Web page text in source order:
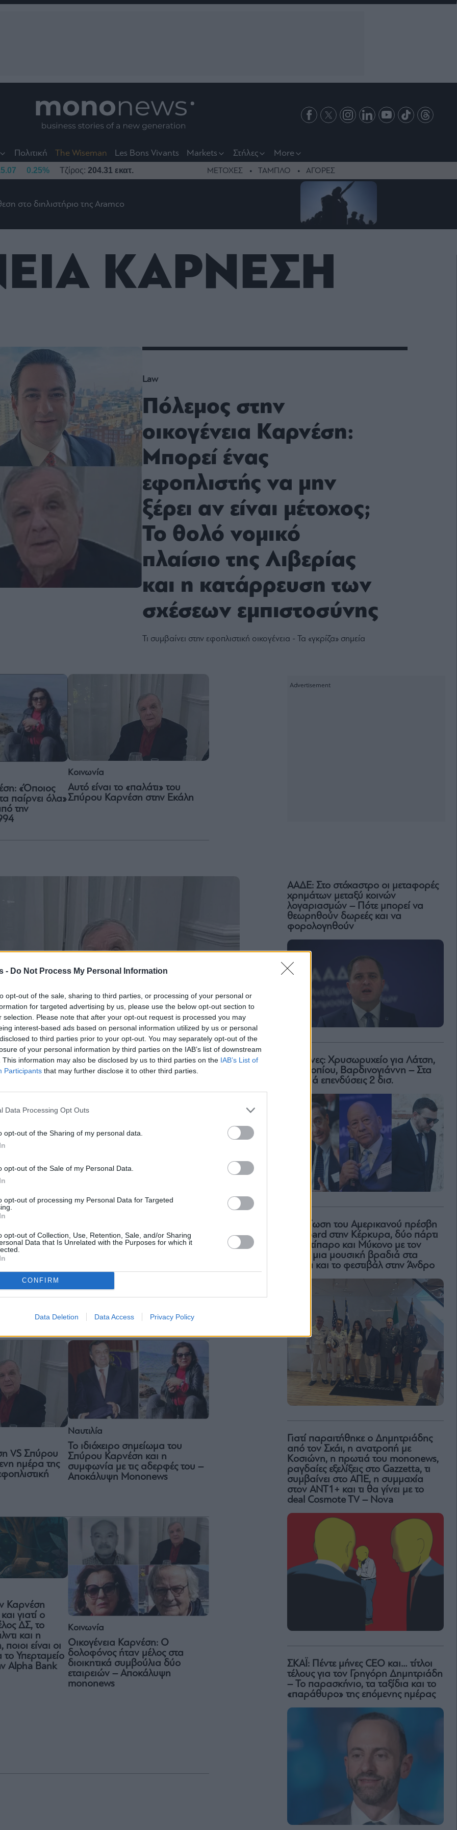
- Do Not Process My Personal Information
opt-out of the sale, sharing to third parties, or processing of your personal or
for targeted advertising by us, please use the below opt-out section to
selection. Please note that after your opt-out request is processed you may
interest-based ads based on personal information utilized by us or personal
to third parties prior to your opt-out. You may separately opt-out of the
of your personal information by third parties on the IAB’s list of downstream
This information may also be disclosed by us to third parties on the IAB’s List of
Participants that may further disclose it to other third parties.
Data Processing Opt Outs
opt-out of the Sharing of my personal data.
opt-out of the Sale of my Personal Data.
opt-out of processing my Personal Data for Targeted
opt-out of Collection, Use, Retention, Sale, and/or Sharing
Data that Is Unrelated with the Purposes for which it
CONFIRM
Data Deletion Data Access Privacy Policy
Πολιτική The Wiseman Les Bons Vivants Markets Στήλες More
is
0.25% Τζίρος: 204.31 εκατ. ΜΕΤΟΧΕΣ ΤΑΜΠΛΟ ΑΓΟΡΕΣ
στο διηλιστήριο της Aramco
ΚΑΡΝΕΣΗ
Law
Πόλεμος στην
οικογένεια Καρνέση:
Μπορεί ένας
εφοπλιστής να μην
ξέρει αν είναι μέτοχος;
Το θολό νομικό
πλαίσιο της Λιβερίας
και η κατάρρευση των
σχέσεων εμπιστοσύνης
Τι συμβαίνει στην εφοπλιστική οικογένεια - Τα «γκρίζα» σημεία
«Όποιος
τα παίρνει όλα»
την
Κοινωνία
Αυτό είναι το «παλάτι» του
Σπύρου Καρνέση στην Εκάλη
τη
απόλυτο
Κοινωνία
Γλυφάδα: Κατάθεση – φωτιά
εργαζόμενου στη ναυτιλιακή –
Αρης»
VS Σπύρου
ημέρα της
Ναυτιλία
Το ιδιόχειρο σημείωμα του
Σπύρου Καρνέση και η
συμφωνία με τις αδερφές του –
Αποκάλυψη Mononews
Καρνέση
γιατί ο
ΔΣ, το
και η
είναι οι
Υπερταμείο
Alpha Bank
Κοινωνία
Οικογένεια Καρνέση: Ο
δολοφόνος ήταν μέλος στα
διοικητικά συμβούλια δύο
εταιρειών – Αποκάλυψη
mononews
ΑΑΔΕ: Στο στόχαστρο οι μεταφορές
χρημάτων μεταξύ κοινών
λογαριασμών – Πότε μπορεί να
θεωρηθούν δωρεές και να
φορολογηθούν
Μαρίνες: Χρυσωρυχείο για Λάτση,
Προκοπίου, Βαρδινογιάννη – Στα
σκαριά επενδύσεις 2 δισ.
H δεξίωση του Αμερικανού πρέσβη
on board στην Κέρκυρα, δύο πάρτι
σε Αντίπαρο και Μύκονο με τον
Ρέμο, μια μουσική βραδιά στα
Χανιά και το φεστιβάλ στην Άνδρο
Γιατί παραιτήθηκε ο Δημητριάδης
από τον Σκάι, η ανατροπή με
Κοσιώνη, η πρωτιά του mononews,
ραγδαίες εξελίξεις στο Gazzetta, τι
συμβαίνει στο ΑΠΕ, η συμμαχία
στον ΑΝΤ1+ και τι θα γίνει με το
deal Cosmote TV – Nova
ΣΚΑΪ: Πέντε μήνες CEO και… τίτλοι
τέλους για τον Γρηγόρη Δημητριάδη
– Το παρασκήνιο, τα ταξίδια και το
«παράθυρο» της επόμενης ημέρας